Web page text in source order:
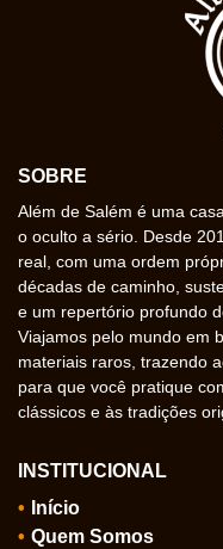
SOBRE
Além de Salém é uma
o oculto a sério. Desde
real, com uma ordem
décadas de caminho,
e um repertório profundo
Viajamos pelo mundo em
materiais raros, trazendo
para que você pratique
clássicos e às tradições
INSTITUCIONAL
Início
Quem Somos